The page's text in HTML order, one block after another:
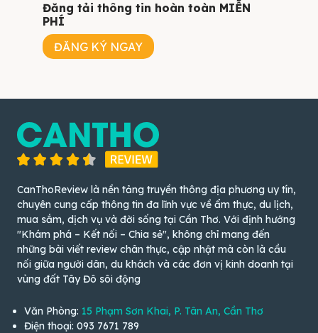
Đăng tải thông tin hoàn toàn MIỄN
PHÍ
ĐĂNG KÝ NGAY
CanThoReview là nền tảng truyền thông địa phương uy tín,
chuyên cung cấp thông tin đa lĩnh vực về ẩm thực, du lịch,
mua sắm, dịch vụ và đời sống tại Cần Thơ. Với định hướng
"Khám phá – Kết nối – Chia sẻ", không chỉ mang đến
những bài viết review chân thực, cập nhật mà còn là cầu
nối giữa người dân, du khách và các đơn vị kinh doanh tại
vùng đất Tây Đô sôi động
Văn Phòng: 15 Phạm Sơn Khai, P. Tân An, Cần Thơ
Điện thoại: 093 7671 789